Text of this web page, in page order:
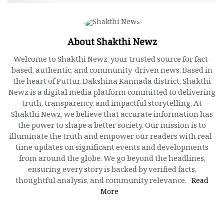
About Shakthi Newz
Welcome to Shakthi Newz, your trusted source for fact-
based, authentic, and community-driven news. Based in
the heart of Puttur, Dakshina Kannada district, Shakthi
Newz is a digital media platform committed to delivering
truth, transparency, and impactful storytelling. At
Shakthi Newz, we believe that accurate information has
the power to shape a better society. Our mission is to
illuminate the truth and empower our readers with real-
time updates on significant events and developments
from around the globe. We go beyond the headlines,
ensuring every story is backed by verified facts,
thoughtful analysis, and community relevance. Read
More